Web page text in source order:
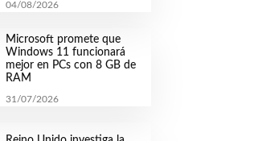
04/08/2026
Microsoft promete que
Windows 11 funcionará
mejor en PCs con 8 GB de
RAM
31/07/2026